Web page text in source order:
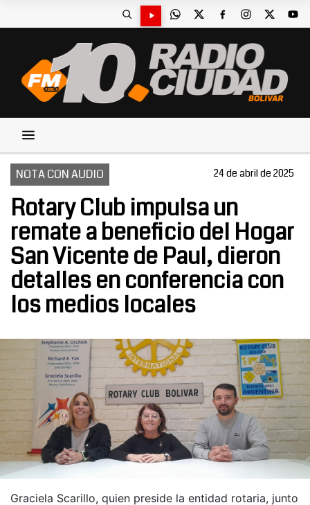
NOTA CON AUDIO 24 de abril de 2025
Rotary Club impulsa un
remate a beneficio del Hogar
San Vicente de Paul, dieron
detalles en conferencia con
los medios locales
Graciela Scarillo, quien preside la entidad rotaria, junto